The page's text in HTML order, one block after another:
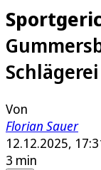
Von
Florian Sauer
12.12.2025,
3 min